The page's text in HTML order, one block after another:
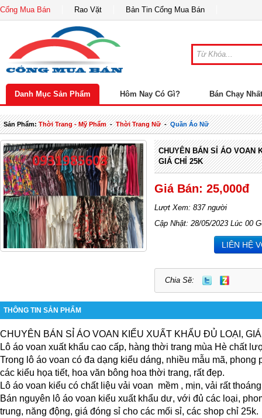
Cổng Mua Bán Rao Vặt Bản Tin Cổng Mua Bán
Danh Mục Sản Phẩm Hôm Nay Có Gì? Bán Chạy Nhất
Sản Phẩm:Thời Trang - Mỹ Phẩm-Thời Trang Nữ-Quần Áo Nữ
CHUYÊN BÁN SỈ ÁO VOAN
GIÁ CHỈ 25K
Giá Bán: 25,000đ
Lượt Xem: 837 người
Cập Nhật: 28/05/2023 Lúc 00
LIÊN HỆ
Chia Sẽ:
THÔNG TIN SẢN PHẨM
CHUYÊN BÁN SỈ ÁO VOAN KIỂU XUẤT KHẨU ĐỦ LOẠI,
Lô áo voan xuất khẩu cao cấp, hàng thời trang mùa Hè chất
Trong lô áo voan có đa dạng kiểu dáng, nhiều mẫu mã, phong
các kiểu họa tiết, hoa văn bông hoa thời trang, rất đẹp.
Lô áo voan kiểu có chất liệu vải voan  mềm , mịn, vải rất
Bán nguyên lô áo voan kiểu xuất khẩu dư, với đủ các loại,
trung, năng động, giá đóng sỉ cho các mối sỉ, các shop chỉ 25k.